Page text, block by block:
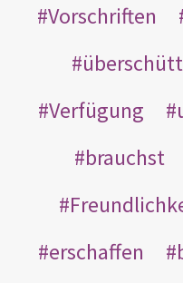
Vorschriften
Verfügung
brauchst
erschaffen